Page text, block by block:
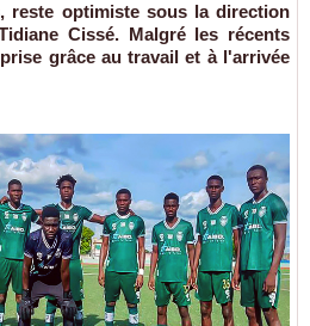
reste optimiste sous la direction
Cissé. Malgré les récents
grâce au travail et à l'arrivée